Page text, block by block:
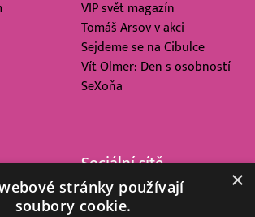
VIP svět magazín
Tomáš Arsov v akci
Sejdeme se na Cibulce
Vít Olmer: Den s osobností
SeXoňa
Studio,
Sociální sítě
×
stránky používají
soubory cookie.